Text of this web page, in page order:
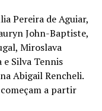
Pereira de Aguiar,
John-Baptiste,
Miroslava
e Silva Tennis
Abigail Rencheli.
a partir